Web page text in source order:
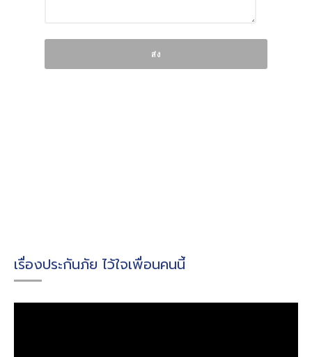
เรื่องประกันภัย ไว้ใจเพื่อนคนนี้